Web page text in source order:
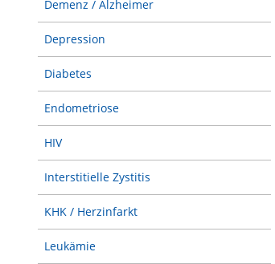
Demenz / Alzheimer
Depression
Diabetes
Endometriose
HIV
Interstitielle Zystitis
KHK / Herzinfarkt
Leukämie